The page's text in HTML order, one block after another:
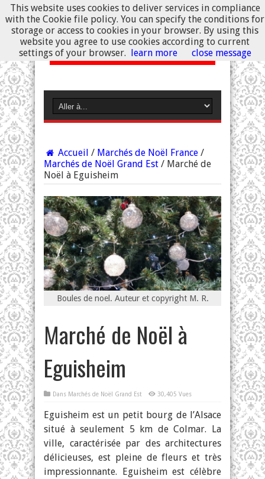
Accueil / Marchés de Noël France /
Marchés de Noël Grand Est / Marché de
Noël à Eguisheim
Boules de noel. Auteur et copyright M. R.
Marché de Noël à
Eguisheim
Dans Marchés de Noël Grand Est 30,405 Vues
Eguisheim est un petit bourg de l’Alsace
situé à seulement 5 km de Colmar. La
ville, caractérisée par des architectures
délicieuses, est pleine de fleurs et très
impressionnante. Eguisheim est célèbre
This website uses cookies to deliver services in compliance
with the Cookie file policy. You can specify the conditions for
storage or access to cookies in your browser. By using this
website you agree to use cookies according to current
settings of your browser. learn more close message